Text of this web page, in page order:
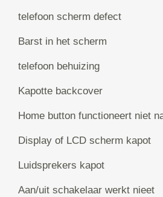
telefoon scherm defect
Barst in het scherm
telefoon behuizing
Kapotte backcover
Home button functioneert niet
Display of LCD scherm kapot
Luidsprekers kapot
Aan/uit schakelaar werkt nieet